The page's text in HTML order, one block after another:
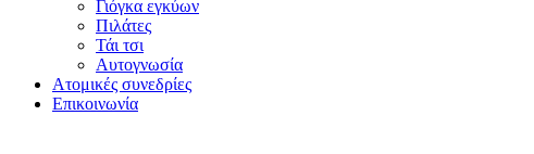
Γιόγκα εγκύων
Πιλάτες
Τάι τσι
Αυτογνωσία
Ατομικές συνεδρίες
Επικοινωνία